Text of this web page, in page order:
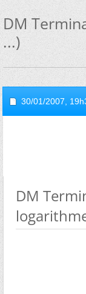
DM
...)
30/01/2007,
DM